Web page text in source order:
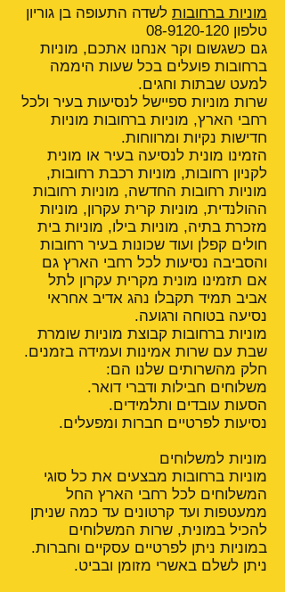
מוניות ברחובות לשדה התעופה בן גוריון
טלפון 08-9120-120
גם כשגשום וקר אנחנו אתכם, מוניות
ברחובות פועלים בכל שעות היממה
למעט שבתות וחגים.
שרות מוניות ספיישל לנסיעות בעיר ולכל
רחבי הארץ, מוניות ברחובות מוניות
חדישות נקיות ומרווחות.
הזמינו מונית לנסיעה בעיר או מונית
לקניון רחובות, מוניות רכבת רחובות,
מוניות רחובות החדשה, מוניות רחובות
ההולנדית, מוניות קרית עקרון, מוניות
מזכרת בתיה, מוניות בילו, מוניות בית
חולים קפלן ועוד שכונות בעיר רחובות
והסביבה נסיעות לכל רחבי הארץ גם
אם תזמינו מונית מקרית עקרון לתל
אביב תמיד תקבלו נהג אדיב אחראי
נסיעה בטוחה ורגועה.
מוניות ברחובות קבוצת מוניות שומרת
שבת עם שרות אמינות ועמידה בזמנים.
חלק מהשרותים שלנו הם:
משלוחים חבילות ודברי דואר.
הסעות עובדים ותלמידים.
נסיעות לפרטיים חברות ומפעלים.
מוניות למשלוחים
מוניות ברחובות מבצעים את כל סוגי
המשלוחים לכל רחבי הארץ החל
ממעטפות ועד קרטונים עד כמה שניתן
להכיל במונית, שרות המשלוחים
במוניות ניתן לפרטיים עסקיים וחברות.
ניתן לשלם באשרי מזומן ובביט.